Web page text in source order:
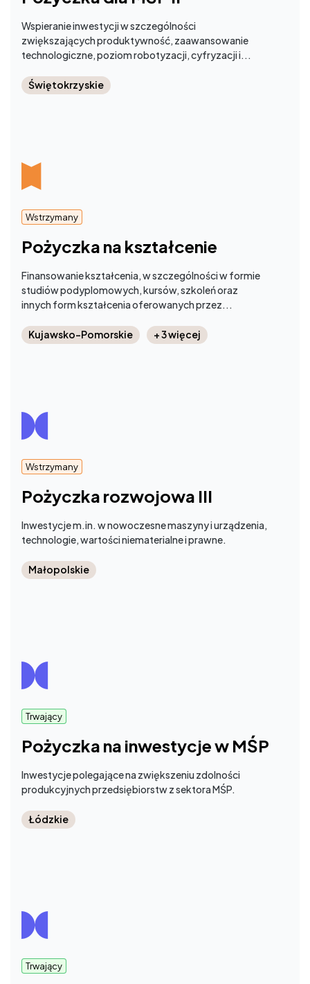
Wspieranie inwestycji w szczególności
zwiększających produktywność, zaawansowanie
technologiczne, poziom robotyzacji, cyfryzacji i...
Świętokrzyskie
Wstrzymany
Pożyczka na kształcenie
Finansowanie kształcenia, w szczególności w formie
studiów podyplomowych, kursów, szkoleń oraz
innych form kształcenia oferowanych przez...
Kujawsko-Pomorskie + 3 więcej
Wstrzymany
Pożyczka rozwojowa III
Inwestycje m.in. w nowoczesne maszyny i urządzenia,
technologie, wartości niematerialne i prawne.
Małopolskie
Trwający
Pożyczka na inwestycje w MŚP
Inwestycje polegające na zwiększeniu zdolności
produkcyjnych przedsiębiorstw z sektora MŚP.
Łódzkie
Trwający